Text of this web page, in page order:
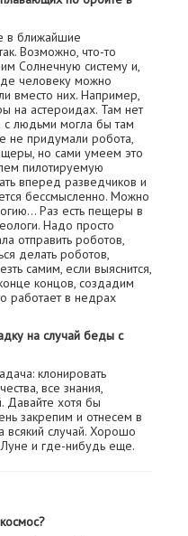
в ближайшие
Возможно, что-то
Солнечную систему и,
человеку можно
вместо них. Например,
на астероидах. Там нет
с людьми могла бы там
не придумали робота,
но сами умеем это
пилотируемую
вперед разведчиков и
бессмысленно. Можно
Раз есть пещеры в
Надо просто
отправить роботов,
делать роботов,
самим, если выяснится,
концов, создадим
работает в недрах
на случай беды с
клонировать
все знания,
Давайте хотя бы
закрепим и отнесем в
всякий случай. Хорошо
и где-нибудь еще.